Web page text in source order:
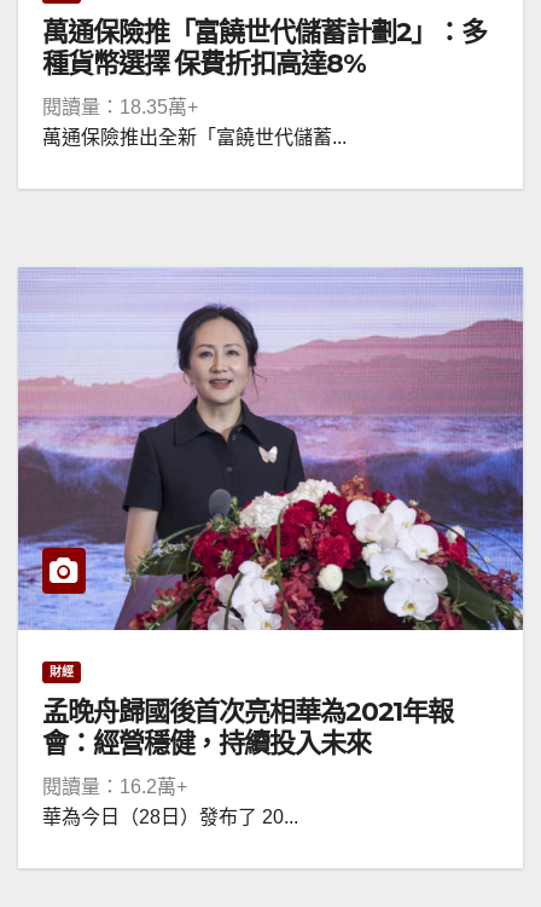
萬通保險推「富饒世代儲蓄計劃2」：多
種貨幣選擇 保費折扣高達8%
閱讀量：18.35萬+
萬通保險推出全新「富饒世代儲蓄...
財經
孟晚舟歸國後首次亮相華為2021年報
會：經營穩健，持續投入未來
閱讀量：16.2萬+
華為今日（28日）發布了 20...